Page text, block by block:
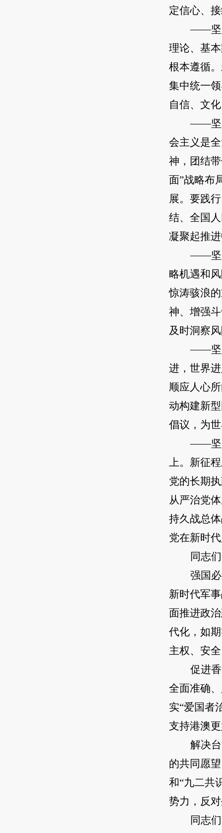
定信心、
——坚
理论、基
根本遵循
集中统一
自信、文
——坚
会主义是
神，团结
面”战略布
展。要践
结、全国
凝聚起推
——坚
略机遇和
惊涛骇浪
神、增强
及时洞察
——坚
进，世界
顺应人心
动构建新
倡议，为
——坚
上。新征
党的长期
从严治党
持久战总
党在新时
同志
强国
新时代军
面推进政
代化，如
主权、安
促进
全面准确
实“爱国者
支持港澳
解决
的共同愿
和“九二共
势力，反
同志